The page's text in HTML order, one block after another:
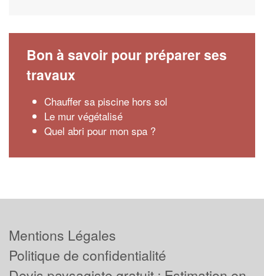
Bon à savoir pour préparer ses
travaux
Chauffer sa piscine hors sol
Le mur végétalisé
Quel abri pour mon spa ?
Mentions Légales
Politique de confidentialité